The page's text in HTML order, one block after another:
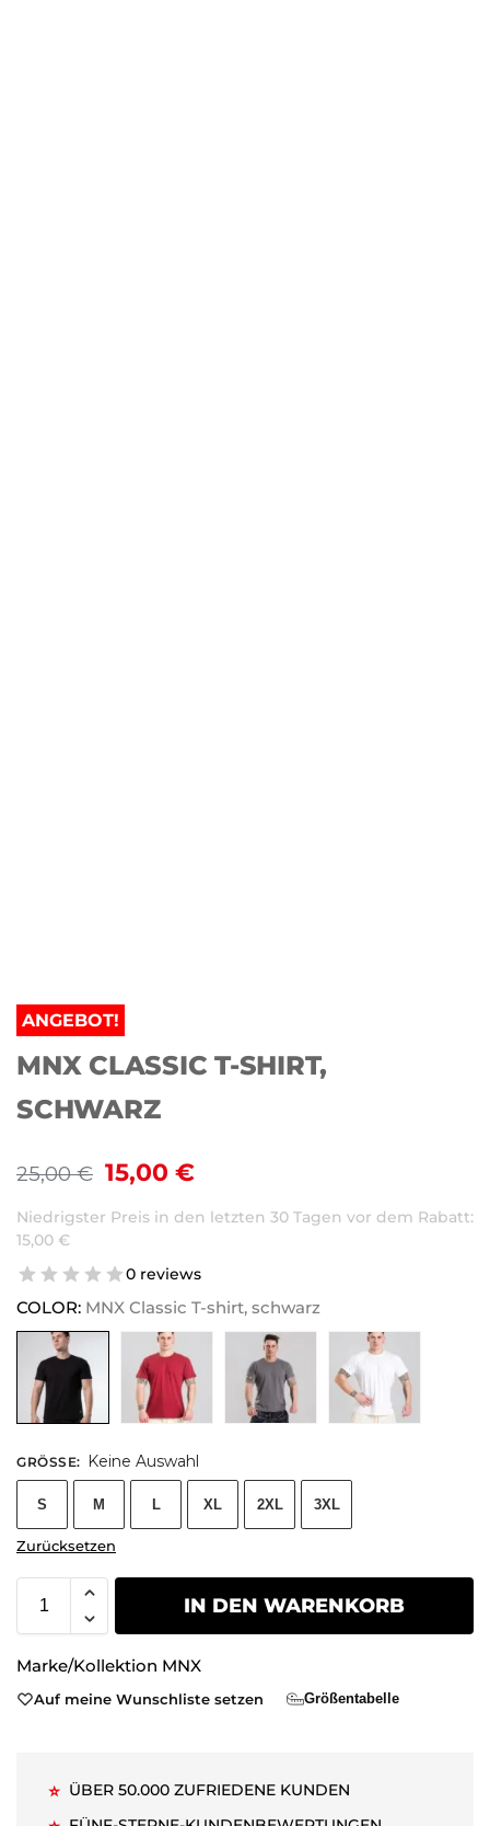
ANGEBOT!
MNX CLASSIC T-SHIRT,
SCHWARZ
25,00€ 15,00 €
Niedrigster Preis in den letzten 30 Tagen vor dem Rabatt:
15,00 €
0 reviews
COLOR: MNX Classic T-shirt, schwarz
GRÖSSE : Keine Auswahl
S M L XL 2XL 3XL
Zurücksetzen
IN DEN WARENKORB
Marke/Kollektion MNX
Auf meine Wunschliste setzen Größentabelle
⭐ ÜBER 50.000 ZUFRIEDENE KUNDEN